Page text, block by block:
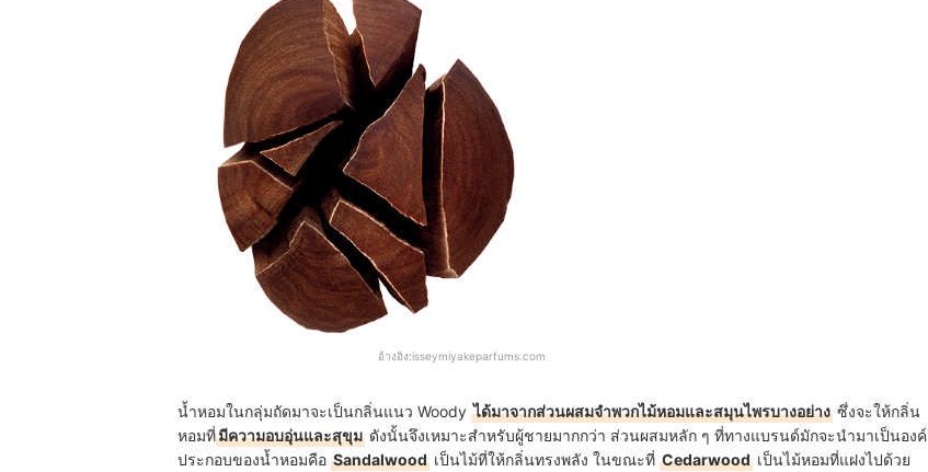
อ้างอิง:isseymiyakeparfums.com
น้ำหอมในกลุ่มถัดมาจะเป็นกลิ่นแนว Woody ได้มาจากส่วนผสมจำพวกไม้หอมและสมุนไพรบางอย่าง ซึ่งจะให้กลิ่น
หอมที่มีความอบอุ่นและสุขุม ดังนั้นจึงเหมาะสำหรับผู้ชายมากกว่า ส่วนผสมหลัก ๆ ที่ทางแบรนด์มักจะนำมาเป็นองค์
ประกอบของน้ำหอมคือ Sandalwood เป็นไม้ที่ให้กลิ่นทรงพลัง ในขณะที่ Cedarwood เป็นไม้หอมที่แฝงไปด้วย